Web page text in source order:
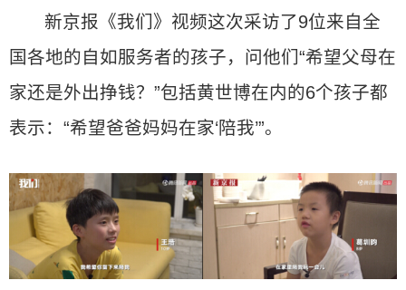
新京报《我们》视频这次采访了9位来自全
国各地的自如服务者的孩子，问他们“希望父母在
家还是外出挣钱？”包括黄世博在内的6个孩子都
表示：“希望爸爸妈妈在家‘陪我’”。